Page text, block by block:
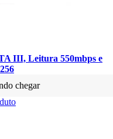
III, Leitura 550mbps e
chegar